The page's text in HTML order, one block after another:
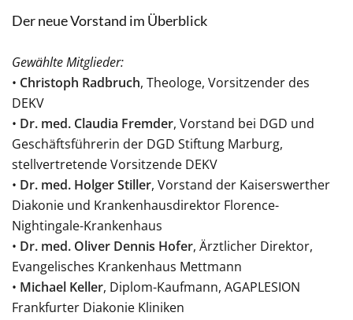
Der neue Vorstand im Überblick
Gewählte Mitglieder:
• Christoph Radbruch, Theologe, Vorsitzender des
DEKV
• Dr. med. Claudia Fremder, Vorstand bei DGD und
Geschäftsführerin der DGD Stiftung Marburg,
stellvertretende Vorsitzende DEKV
• Dr. med. Holger Stiller, Vorstand der Kaiserswerther
Diakonie und Krankenhausdirektor Florence-
Nightingale-Krankenhaus
• Dr. med. Oliver Dennis Hofer, Ärztlicher Direktor,
Evangelisches Krankenhaus Mettmann
• Michael Keller, Diplom-Kaufmann, AGAPLESION
Frankfurter Diakonie Kliniken